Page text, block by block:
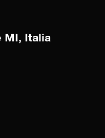
MI, Italia